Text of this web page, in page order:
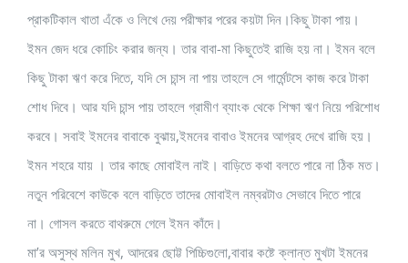
প্রাকটিকাল খাতা এঁকে ও লিখে দেয় পরীক্ষার পরের কয়টা দিন।কিছু টাকা পায়।
ইমন জেদ ধরে কোচিং করার জন্য। তার বাবা-মা কিছুতেই রাজি হয় না। ইমন বলে
কিছু টাকা ঋণ করে দিতে, যদি সে চান্স না পায় তাহলে সে গার্মেন্টসে কাজ করে টাকা
শোধ দিবে। আর যদি চান্স পায় তাহলে গ্রামীণ ব্যাংক থেকে শিক্ষা ঋণ নিয়ে পরিশোধ
করবে। সবাই ইমনের বাবাকে বুঝায়,ইমনের বাবাও ইমনের আগ্রহ দেখে রাজি হয়।
ইমন শহরে যায় । তার কাছে মোবাইল নাই। বাড়িতে কথা বলতে পারে না ঠিক মত।
নতুন পরিবেশে কাউকে বলে বাড়িতে তাদের মোবাইল নম্বরটাও সেভাবে দিতে পারে
না। গোসল করতে বাথরুমে গেলে ইমন কাঁদে।
মা’র অসুস্থ মলিন মুখ, আদরের ছোট্ট পিচ্চিগুলো,বাবার কষ্টে ক্লান্ত মুখটা ইমনের